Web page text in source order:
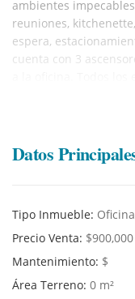
ambientes
reuniones,
espera,
cuenta con 3
cableado
Datos
Tipo Inmueble:
Precio Venta: $900,000
Mantenimiento: $
Área Terreno: 0 m²